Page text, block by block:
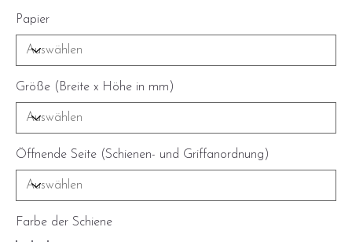
Papier
Größe (Breite x Höhe in mm)
Öffnende Seite (Schienen- und Griffanordnung)
Farbe der Schiene